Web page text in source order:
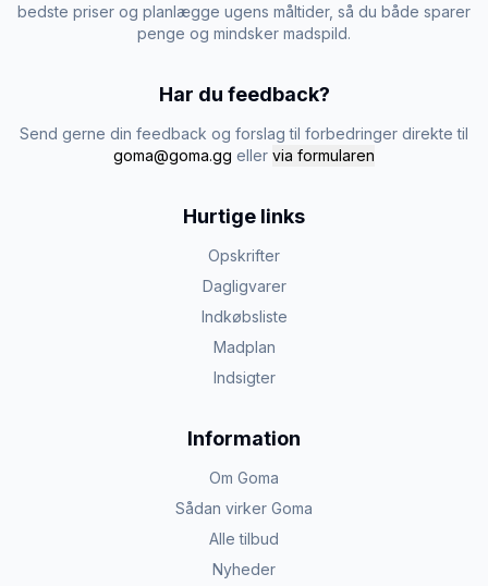
bedste priser og planlægge ugens måltider, så du både sparer
penge og mindsker madspild.
Har du feedback?
Send gerne din feedback og forslag til forbedringer direkte til
goma@goma.gg eller via formularen
Hurtige links
Opskrifter
Dagligvarer
Indkøbsliste
Madplan
Indsigter
Information
Om Goma
Sådan virker Goma
Alle tilbud
Nyheder